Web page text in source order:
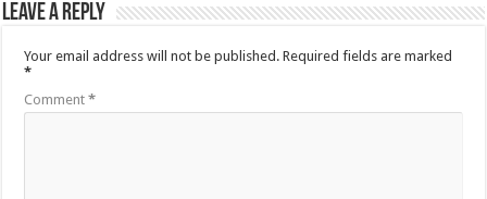
Leave a Reply
Your email address will not be published. Required fields are marked
*
Comment*